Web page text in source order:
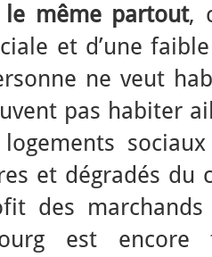
le même partout,
et d’une
ne veut
pas habiter
et dégradés
des
est encore